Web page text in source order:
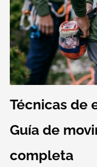
Técnicas de
Guía de
completa